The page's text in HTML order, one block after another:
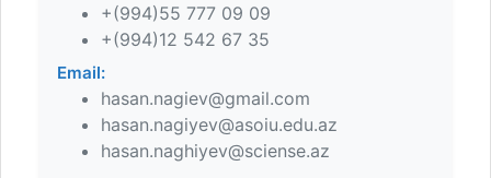
+(994)55 777 09 09
+(994)12 542 67 35
Email:
hasan.nagiev@gmail.com
hasan.nagiyev@asoiu.edu.az
hasan.naghiyev@sciense.az